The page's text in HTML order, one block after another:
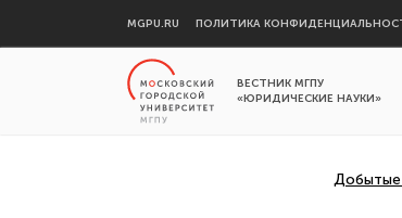
MGPU.RU ПОЛИТИКА
ВЕСТНИК МГПУ
«ЮРИДИЧЕСКИЕ НАУКИ»
Добытые